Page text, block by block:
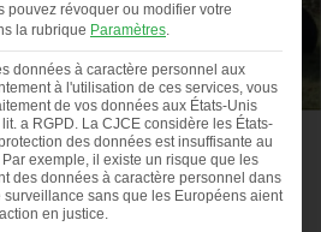
100
pouvez révoquer ou modifier votre
la rubrique Paramètres.
données à caractère personnel aux
à l'utilisation de ces services, vous
de vos données aux États-Unis
a RGPD. La CJCE considère les États-
des données est insuffisante au
exemple, il existe un risque que les
des données à caractère personnel dans
surveillance sans que les Européens aient
en justice.